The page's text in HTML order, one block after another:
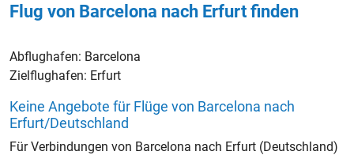
Flug von Barcelona nach Erfurt finden
Abflughafen: Barcelona
Zielflughafen: Erfurt
Keine Angebote für Flüge von Barcelona nach
Erfurt/Deutschland
Für Verbindungen von Barcelona nach Erfurt (Deutschland)